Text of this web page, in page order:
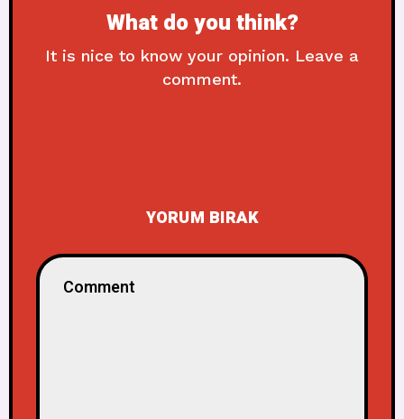
What do you think?
It is nice to know your opinion. Leave a
comment.
YORUM BIRAK